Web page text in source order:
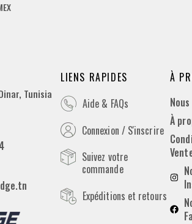
Tunisia
LIENS RAPIDES
Aide & FAQs
Connexion / S'inscrire
Suivez votre
commande
Expéditions et retours
À
À